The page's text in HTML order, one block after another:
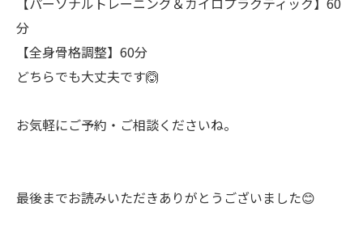
分
【全身骨格調整】60分
どちらでも大丈夫です🙆
お気軽にご予約・ご相談くださいね。
最後までお読みいただきありがとうございました😊